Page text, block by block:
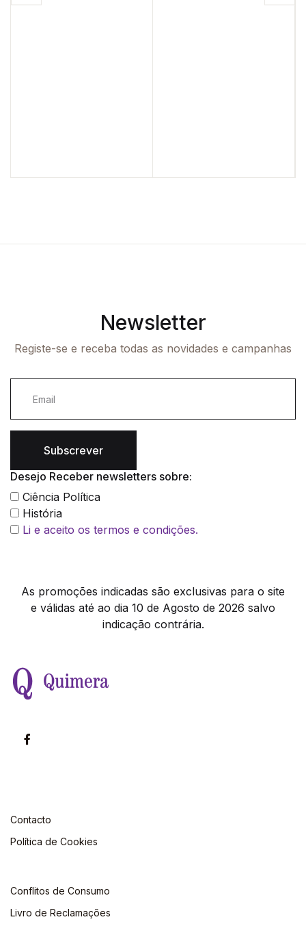
-10%
Newsletter
Registe-se e receba todas as novidades e campanhas
Subscrever
Desejo Receber newsletters sobre:
Ciência Política
História
Li e aceito os termos e condições.
As promoções indicadas são exclusivas para o site
e válidas até ao dia 10 de Agosto de 2026 salvo
indicação contrária.
Contacto
Política de Cookies
Conflitos de Consumo
Livro de Reclamações